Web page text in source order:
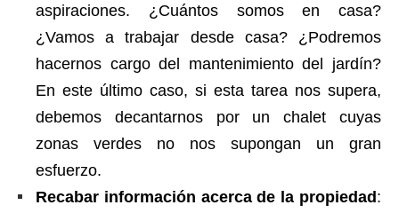
aspiraciones. ¿Cuántos somos en casa?
¿Vamos a trabajar desde casa? ¿Podremos
hacernos cargo del mantenimiento del jardín?
En este último caso, si esta tarea nos supera,
debemos decantarnos por un chalet cuyas
zonas verdes no nos supongan un gran
esfuerzo.
Recabar información acerca de la propiedad: